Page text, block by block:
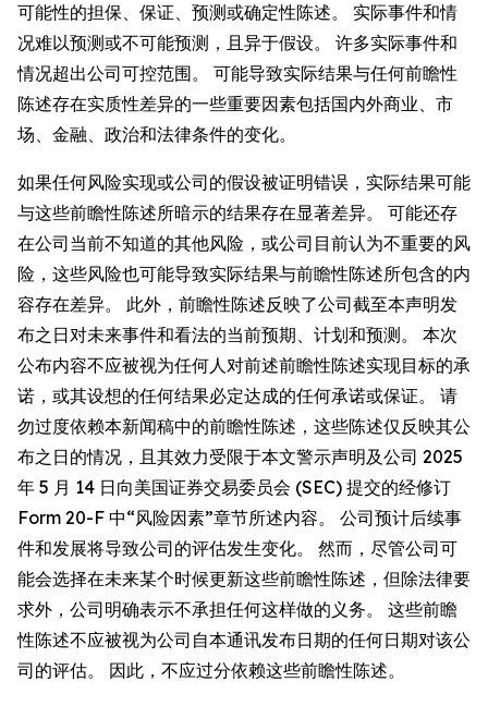
可能性的担保、保证、预测或确定性陈述。 实际事件和情
况难以预测或不可能预测，且异于假设。 许多实际事件和
情况超出公司可控范围。 可能导致实际结果与任何前瞻性
陈述存在实质性差异的一些重要因素包括国内外商业、市
场、金融、政治和法律条件的变化。
如果任何风险实现或公司的假设被证明错误，实际结果可能
与这些前瞻性陈述所暗示的结果存在显著差异。 可能还存
在公司当前不知道的其他风险，或公司目前认为不重要的风
险，这些风险也可能导致实际结果与前瞻性陈述所包含的内
容存在差异。 此外，前瞻性陈述反映了公司截至本声明发
布之日对未来事件和看法的当前预期、计划和预测。 本次
公布内容不应被视为任何人对前述前瞻性陈述实现目标的承
诺，或其设想的任何结果必定达成的任何承诺或保证。 请
勿过度依赖本新闻稿中的前瞻性陈述，这些陈述仅反映其公
布之日的情况，且其效力受限于本文警示声明及公司 2025
年 5 月 14 日向美国证券交易委员会 (SEC) 提交的经修订
Form 20-F 中“风险因素”章节所述内容。 公司预计后续事
件和发展将导致公司的评估发生变化。 然而，尽管公司可
能会选择在未来某个时候更新这些前瞻性陈述，但除法律要
求外，公司明确表示不承担任何这样做的义务。 这些前瞻
性陈述不应被视为公司自本通讯发布日期的任何日期对该公
司的评估。 因此，不应过分依赖这些前瞻性陈述。